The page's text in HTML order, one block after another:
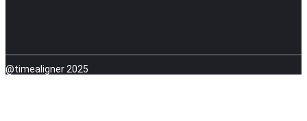
@timealigner 2025